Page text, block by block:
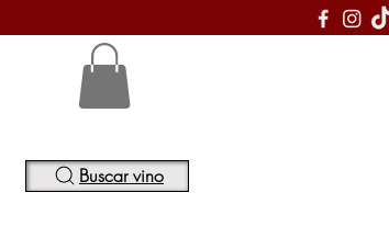
Buscar vino